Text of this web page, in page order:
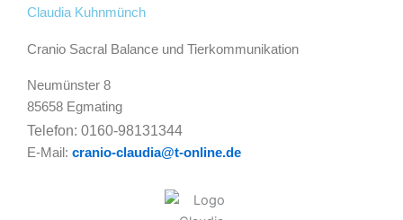
Claudia Kuhnmünch
Cranio Sacral Balance und Tierkommunikation
Neumünster 8
85658 Egmating
Telefon: 0160-98131344
E-Mail: cranio-claudia@t-online.de